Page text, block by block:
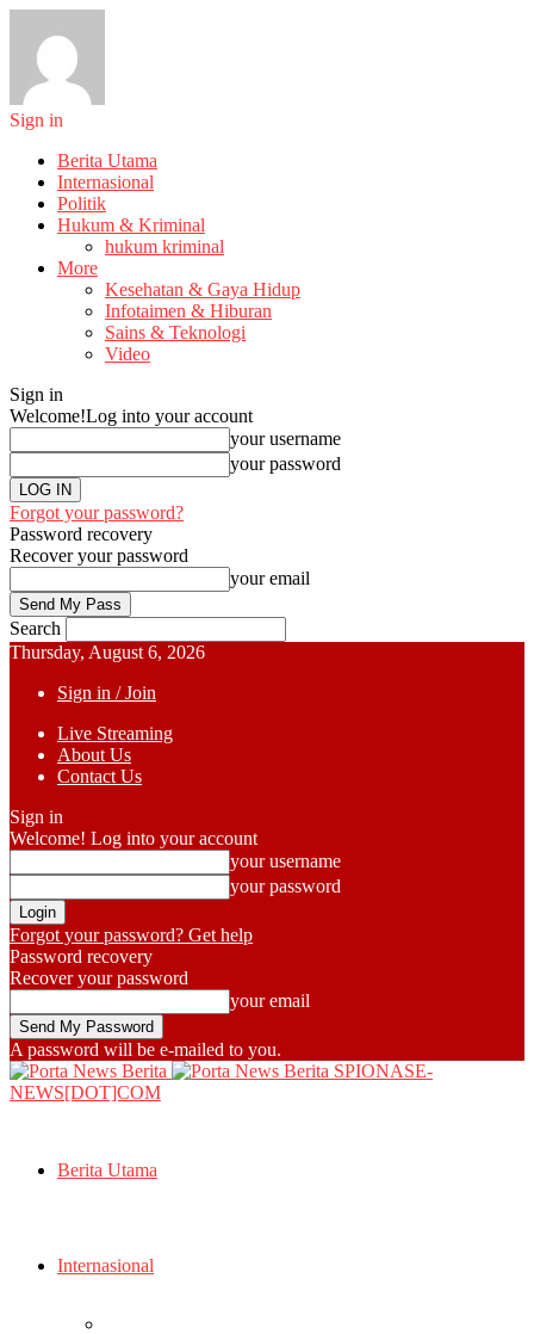
Sign in
Berita Utama
Internasional
Politik
Hukum & Kriminal
hukum kriminal
More
Kesehatan & Gaya Hidup
Infotaimen & Hiburan
Sains & Teknologi
Video
Sign in
Welcome!Log into your account
your username
your password
Forgot your password?
Password recovery
Recover your password
your email
Search
Thursday, August 6, 2026
Sign in / Join
Live Streaming
About Us
Contact Us
Sign in
Welcome! Log into your account
your username
your password
Forgot your password? Get help
Password recovery
Recover your password
your email
A password will be e-mailed to you.
SPIONASE-
NEWS[DOT]COM
Berita Utama
Internasional